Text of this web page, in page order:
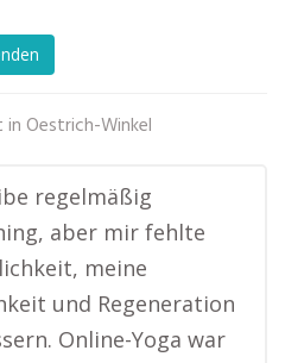
in Oestrich-Winkel
regelmäßig
aber mir fehlte
meine
und Regeneration
Online-Yoga war